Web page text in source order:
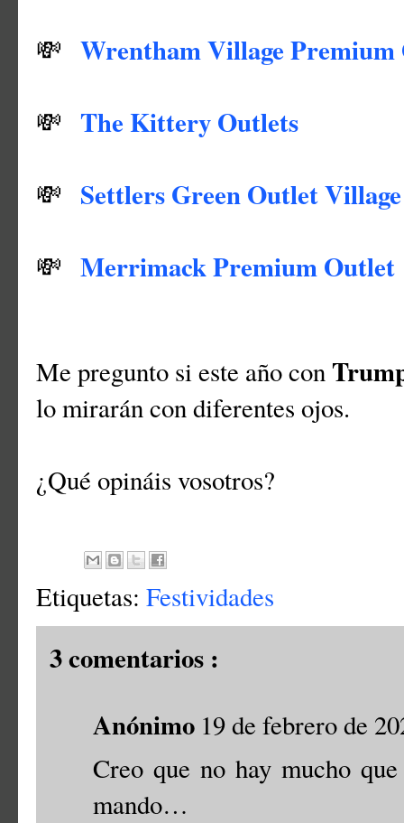
💸 Wrentham Village Premium
💸 The Kittery Outlets
💸 Settlers Green Outlet Village
💸 Merrimack Premium Outlet
Me pregunto si este año con
lo mirarán con diferentes ojos.
¿Qué opináis vosotros?
Etiquetas: Festividades
3 comentarios :
Anónimo 19 de febrero de
Creo que no hay mucho
mando…